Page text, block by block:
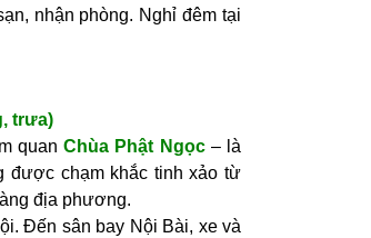
nhận phòng. Nghỉ đêm tại
)
quan Chùa Phật Ngọc– là
được chạm khắc tinh xảo từ
địa phương.
Đến sân bay Nội Bài, xe và